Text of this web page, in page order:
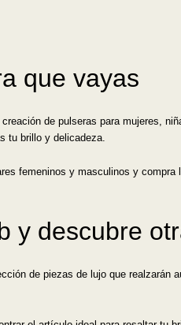
que vayas
de pulseras para mujeres,
tu brillo y delicadeza.
femeninos y masculinos y
y descubre
de piezas de lujo que realzarán